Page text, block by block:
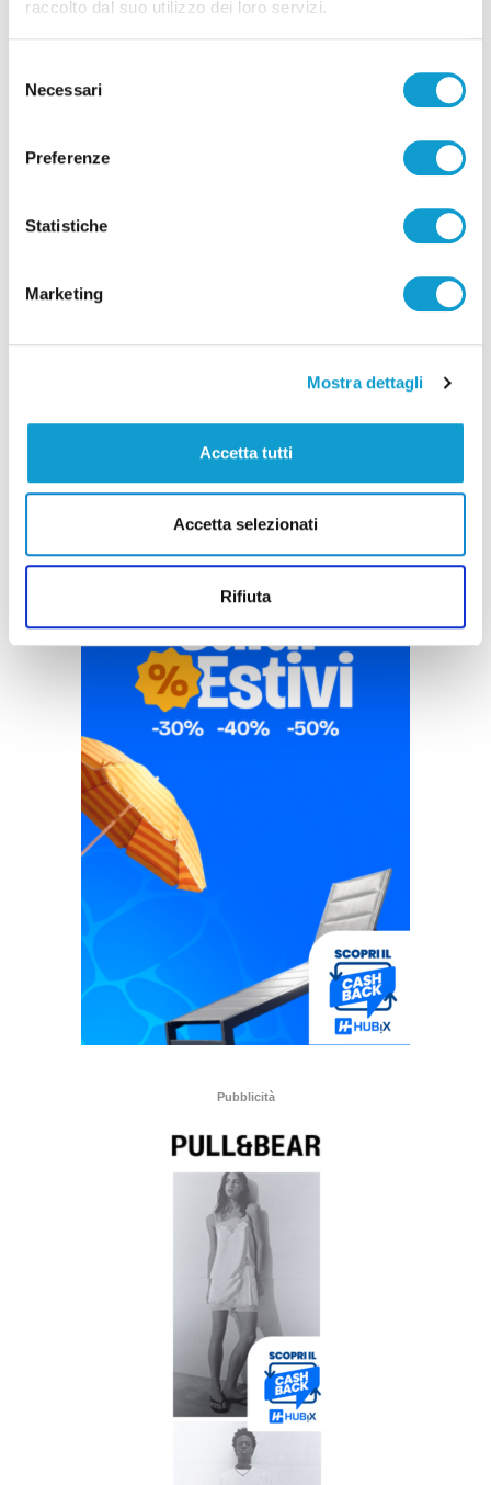
raccolto dal suo utilizzo dei loro servizi.
delNecessari
Preferenze
Statistiche
Marketing
Mostra dettagli
Accetta tutti
Accetta selezionati
Rifiuta
Lutto a San Benedetto, morto lo scultore
di Pier Paolo Flammini
Pubblicità